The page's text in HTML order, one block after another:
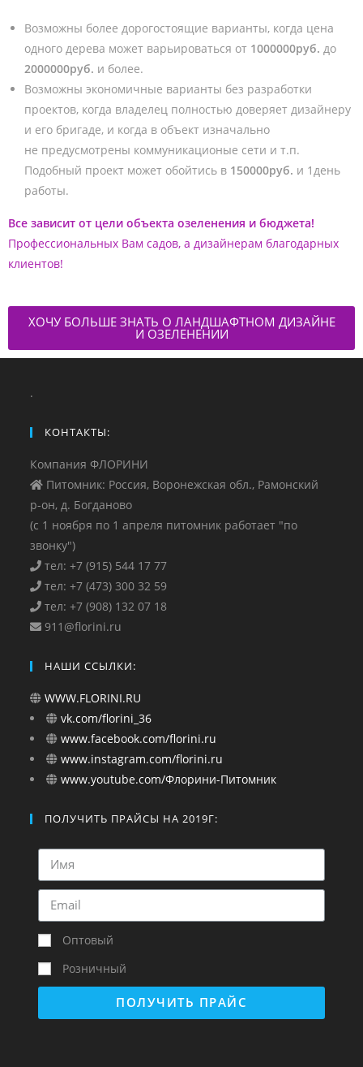
Возможны более дорогостоящие варианты, когда цена
одного дерева может варьироваться от 1000000руб. до
2000000руб. и более.
Возможны экономичные варианты без разработки
проектов, когда владелец полностью доверяет дизайнеру
и его бригаде, и когда в объект изначально
не предусмотрены коммуникационые сети и т.п.
Подобный проект может обойтись в 150000руб. и 1день
работы.
Все зависит от цели объекта озеленения и бюджета!
Профессиональных Вам садов, а дизайнерам благодарных
клиентов!
ХОЧУ БОЛЬШЕ ЗНАТЬ О ЛАНДШАФТНОМ ДИЗАЙНЕ
И ОЗЕЛЕНЕНИИ
.
КОНТАКТЫ:
Компания ФЛОРИНИ
Питомник: Россия, Воронежская обл., Рамонский
р-он, д. Богданово
(с 1 ноября по 1 апреля питомник работает "по
звонку")
тел: +7 (915) 544 17 77
тел: +7 (473) 300 32 59
тел: +7 (908) 132 07 18
911@florini.ru
НАШИ ССЫЛКИ:
WWW.FLORINI.RU
vk.com/florini_36
www.facebook.com/florini.ru
www.instagram.com/florini.ru
www.youtube.com/Флорини-Питомник
ПОЛУЧИТЬ ПРАЙСЫ НА 2019Г:
Оптовый
Розничный
ПОЛУЧИТЬ ПРАЙС